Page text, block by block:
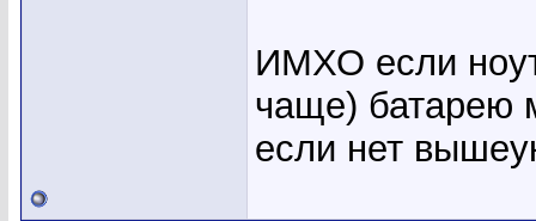
ИМХО если
чаще)
если нет